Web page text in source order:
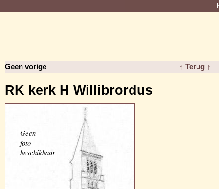
Geen vorige ↑ Terug ↑
RK kerk H Willibrordus
Geen
foto
beschikbaar